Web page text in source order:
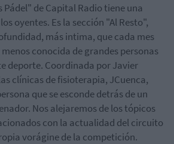
Pádel" de Capital Radio tiene una
oyentes. Es la sección "Al Resto",
más intima, que cada mes
conocida de grandes personas
deporte. Coordinada por Javier
clínicas de fisioterapia, JCuenca,
que se esconde detrás de un
Nos alejaremos de los tópicos
con la actualidad del circuito
vorágine de la competición.